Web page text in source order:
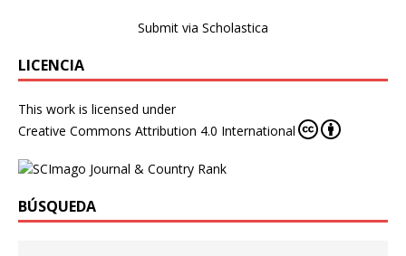
Submit via Scholastica
LICENCIA
This work is licensed under
Creative Commons Attribution 4.0 International
BÚSQUEDA